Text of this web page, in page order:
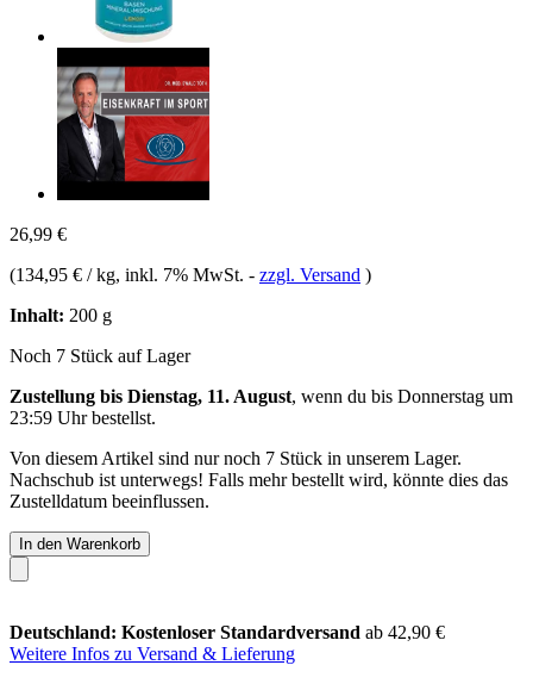
26,99 €
(134,95 € / kg, inkl. 7% MwSt. - zzgl. Versand )
Inhalt: 200 g
Noch 7 Stück auf Lager
Zustellung bis Dienstag, 11. August, wenn du bis Donnerstag um
23:59 Uhrbestellst.
Von diesem Artikel sind nur noch 7 Stück in unserem Lager.
Nachschub ist unterwegs! Falls mehr bestellt wird, könnte dies das
Zustelldatum beeinflussen.
In den Warenkorb
Deutschland: Kostenloser Standardversand ab 42,90 €
Weitere Infos zu Versand & Lieferung